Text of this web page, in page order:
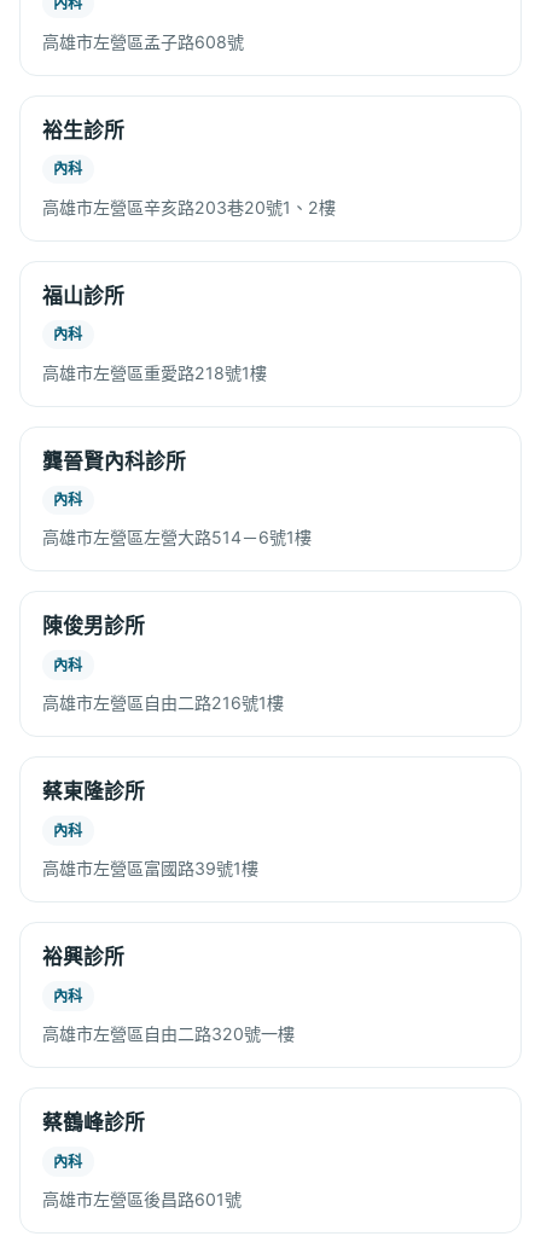
高雄市左營區孟子路608號
裕生診所
內科
高雄市左營區辛亥路203巷20號1、2樓
福山診所
內科
高雄市左營區重愛路218號1樓
龔晉賢內科診所
內科
高雄市左營區左營大路514－6號1樓
陳俊男診所
內科
高雄市左營區自由二路216號1樓
蔡東隆診所
內科
高雄市左營區富國路39號1樓
裕興診所
內科
高雄市左營區自由二路320號一樓
蔡鶴峰診所
內科
高雄市左營區後昌路601號